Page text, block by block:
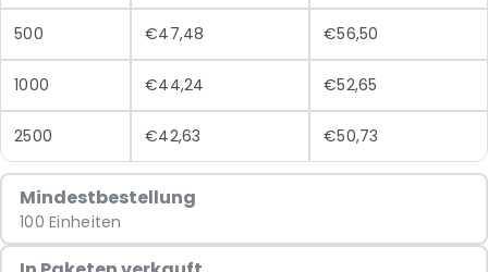
500 €47,48 €56,50
1000 €44,24 €52,65
2500 €42,63 €50,73
Mindestbestellung
100 Einheiten